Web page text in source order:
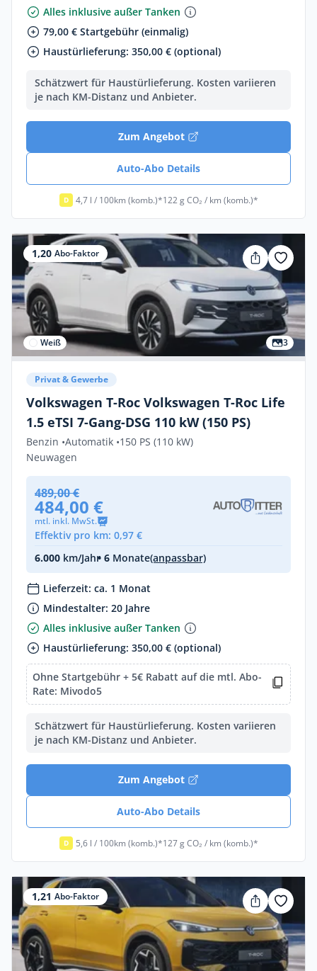
Alles inklusive außer Tanken
79,00 € Startgebühr (einmalig)
Haustürlieferung: 350,00 € (optional)
Schätzwert für Haustürlieferung. Kosten variieren
je nach KM-Distanz und Anbieter.
Zum Angebot
Auto-Abo Details
D 4,7 l / 100km (komb.)*122 g CO₂ / km (komb.)*
1,20 Abo-Faktor
Weiß 3
Privat & Gewerbe
Volkswagen T-Roc Volkswagen T-Roc Life
1.5 eTSI 7-Gang-DSG 110 kW (150 PS)
Benzin •Automatik •150 PS (110 kW)
Neuwagen
489,00 €
484,00 €
mtl. inkl. MwSt.
Effektiv pro km: 0,97 €
6.000 km/Jahr• 6 Monate(anpassbar)
Lieferzeit: ca. 1 Monat
Mindestalter: 20 Jahre
Alles inklusive außer Tanken
Haustürlieferung: 350,00 € (optional)
Ohne Startgebühr + 5€ Rabatt auf die mtl. Abo-
Rate: Mivodo5
Schätzwert für Haustürlieferung. Kosten variieren
je nach KM-Distanz und Anbieter.
Zum Angebot
Auto-Abo Details
D 5,6 l / 100km (komb.)*127 g CO₂ / km (komb.)*
1,21 Abo-Faktor